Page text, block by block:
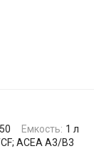
Емкость: 1 л
ACEA A3/B3